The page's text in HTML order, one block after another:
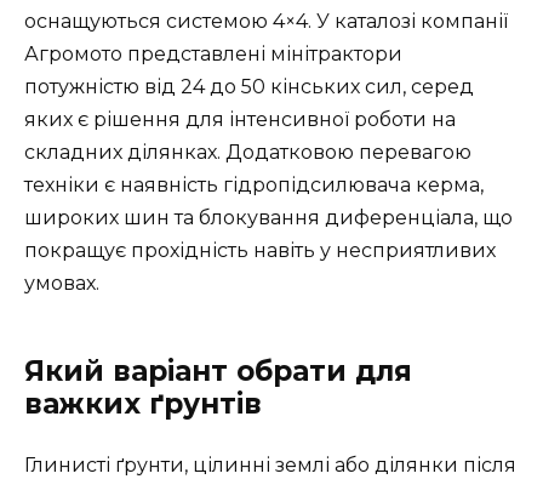
оснащуються системою 4×4. У каталозі компанії
Агромото представлені мінітрактори
потужністю від 24 до 50 кінських сил, серед
яких є рішення для інтенсивної роботи на
складних ділянках. Додатковою перевагою
техніки є наявність гідропідсилювача керма,
широких шин та блокування диференціала, що
покращує прохідність навіть у несприятливих
умовах.
Який варіант обрати для
важких ґрунтів
Глинисті ґрунти, цілинні землі або ділянки після